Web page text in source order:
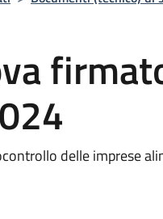
delle imprese